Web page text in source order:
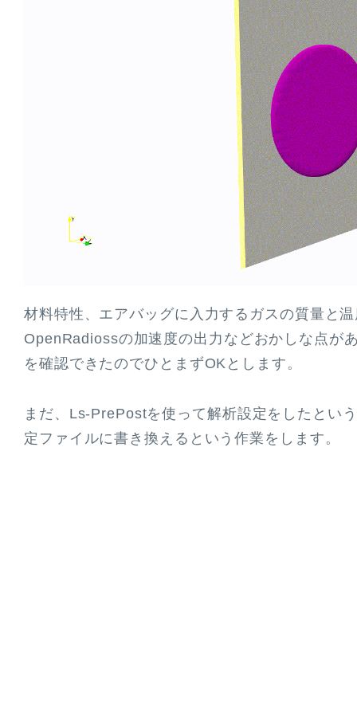
材料特性、エアバッグに入力するガスの質量と
OpenRadiossの加速度の出力などおかしな点が
を確認できたのでひとまずOKとします。
まだ、Ls-PrePostを使って解析設定をしたとい
定ファイルに書き換えるという作業をします。